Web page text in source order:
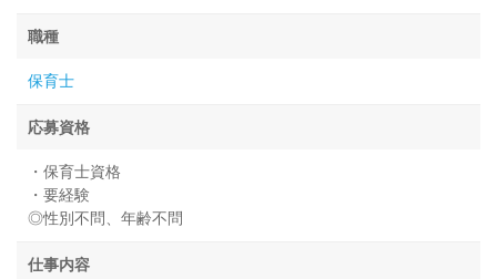
職種
保育士
応募資格
・保育士資格
・要経験
◎性別不問、年齢不問
仕事内容